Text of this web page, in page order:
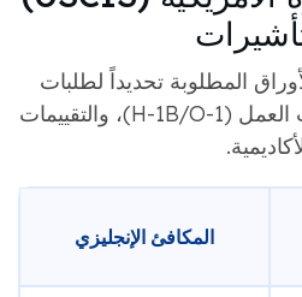
المطلوبة تحديداً لطلبات
الهجرة العائلية، وتأشيرات العمل (H-1B/O-1)، والتقييمات
المكافئ الإنجليزي